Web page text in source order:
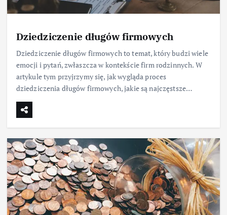
Dziedziczenie długów firmowych
Dziedziczenie długów firmowych to temat, który budzi wiele
emocji i pytań, zwłaszcza w kontekście firm rodzinnych. W
artykule tym przyjrzymy się, jak wygląda proces
dziedziczenia długów firmowych, jakie są najczęstsze…